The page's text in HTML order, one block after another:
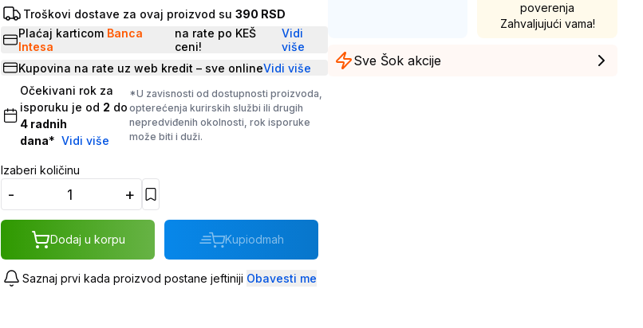
Troškovi dostave za ovaj proizvod su 390 RSD
Plaćaj karticom Banca
Intesa
na rate po KEŠ
ceni!
Vidi
više
Kupovina na rate uz web kredit – sve onlineVidi više
Očekivani rok za
isporuku je od 2 do
4 radnih
dana* Vidi više
*U zavisnosti od dostupnosti proizvoda,
opterećenja kurirskih službi ili drugih
nepredviđenih okolnosti, rok isporuke
može biti i duži.
Izaberi količinu
- +
Dodaj u korpu Kupiodmah
Saznaj prvi kada proizvod postane jeftiniji Obavesti me
poverenja
Zahvaljujući vama!
Sve Šok akcije